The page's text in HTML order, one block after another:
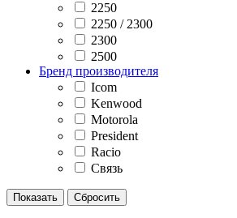
2250
2250 / 2300
2300
2500
Бренд производителя
Icom
Kenwood
Motorola
President
Racio
Связь